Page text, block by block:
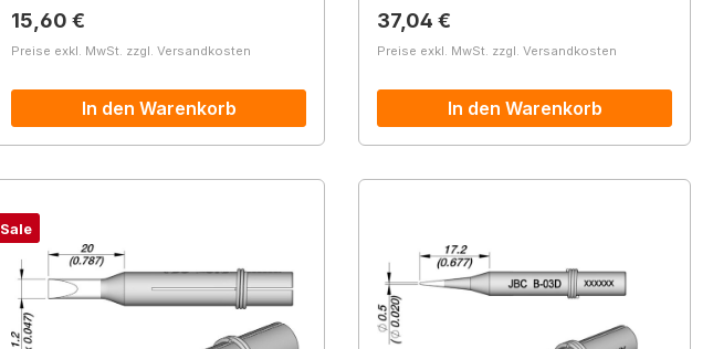
Regulärer Preis:
15,60 €
Preise exkl. MwSt. zzgl. Versandkosten
In den Warenkorb
Regulärer Preis:
37,04 €
Preise exkl. MwSt. zzgl. Versandkosten
In den Warenkorb
Sale